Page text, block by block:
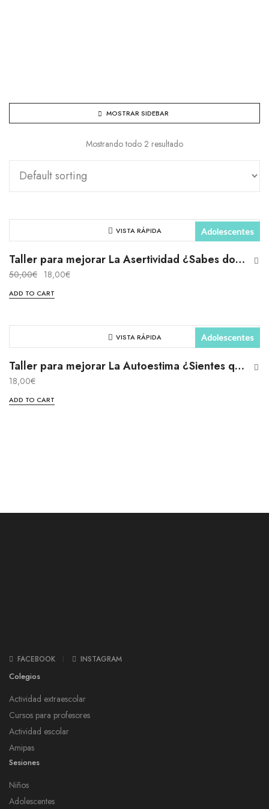
MOSTRAR SIDEBAR
Mostrando todo 2 resultado
Adolescentes
Presencial
VISTA RÁPIDA
Taller para mejorar La Asertividad ¿Sabes donde están los límites?
50,00€ 18,00€
ADD TO CART
Adolescentes
VISTA RÁPIDA
Taller para mejorar La Autoestima ¿Sientes que encajas?
18,00€
ADD TO CART
FACEBOOK INSTAGRAM
Colegios
Actividad extraescolar
Cursos para profesores
Actividad escolar
Amipas
Sesiones
Niños
Adolescentes